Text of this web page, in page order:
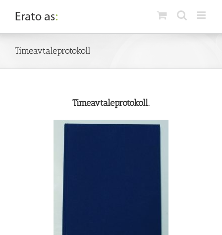
content
Timeavtaleprotokoll
Timeavtaleprotokoll.